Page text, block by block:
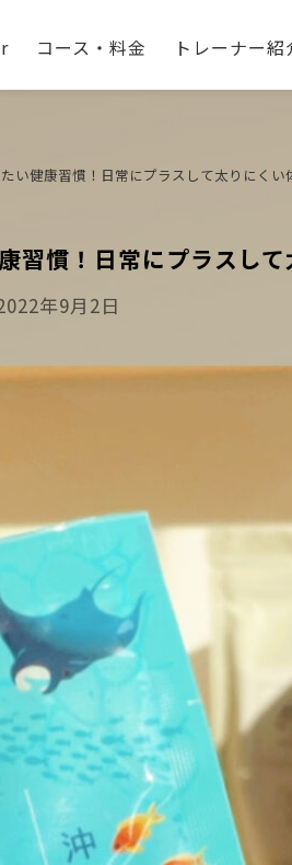
コース・料金 トレーナー紹
健康習慣！日常にプラスして太りにくい
慣！日常にプラスして
年9月2日